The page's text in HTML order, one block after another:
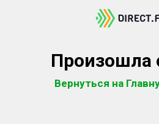
Произошла
Вернуться на